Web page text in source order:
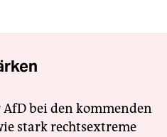
bei den kommenden
stark rechtsextreme